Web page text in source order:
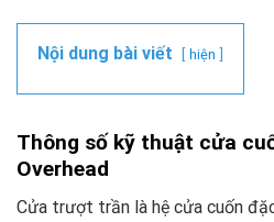
Nội dung bài viết hiện
Thông số kỹ thuật cửa
Overhead
Cửa trượt trần là hệ cửa cuốn